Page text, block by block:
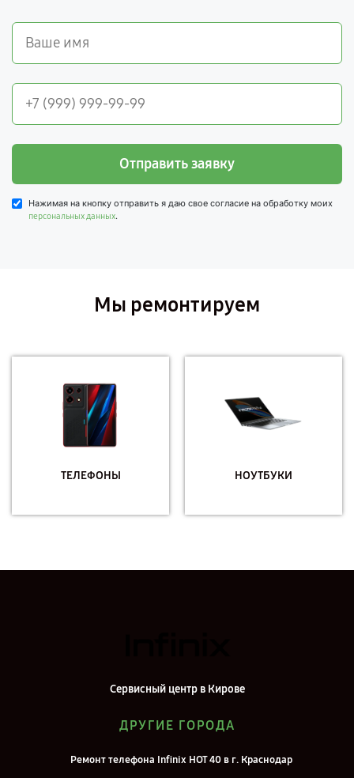
Отправить заявку
Нажимая на кнопку отправить я даю свое согласие на обработку моих
персональных данных.
Мы ремонтируем
ТЕЛЕФОНЫ НОУТБУКИ
Сервисный центр в Кирове
ДРУГИЕ ГОРОДА
Ремонт телефона Infinix HOT 40 в г. Краснодар